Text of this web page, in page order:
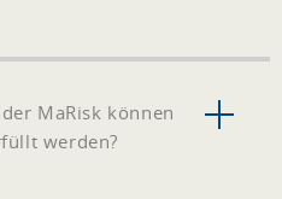
MaRisk können
werden?